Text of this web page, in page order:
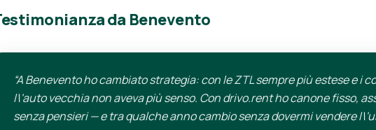
da Benevento
“A Benevento ho cambiato strategia: con le ZTL sempre più estese e i
l\'auto vecchia non aveva più senso. Con drivo.rent ho canone fisso,
senza pensieri — e tra qualche anno cambio senza dovermi vendere